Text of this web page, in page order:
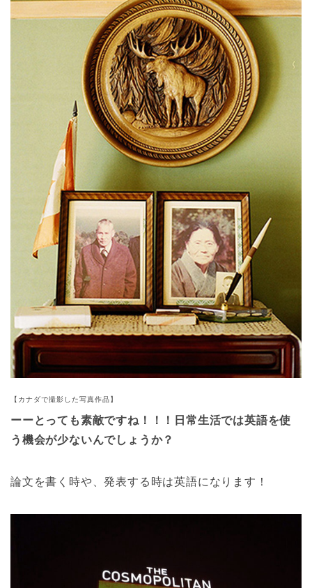
【カナダで撮影した写真作品】
ーーとっても素敵ですね！！！日常生活では英語を使
う機会が少ないんでしょうか？
論文を書く時や、発表する時は英語になります！